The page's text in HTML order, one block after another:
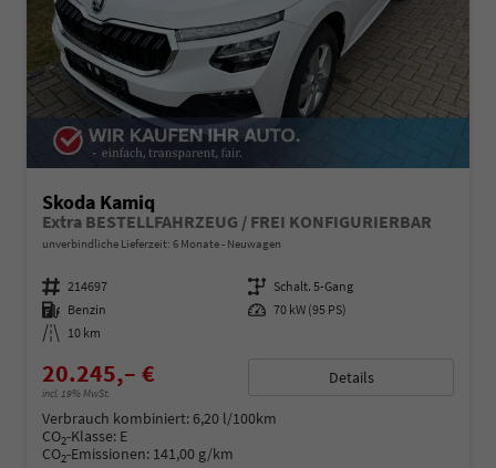
Skoda Kamiq
Extra BESTELLFAHRZEUG / FREI KONFIGURIERBAR
unverbindliche Lieferzeit: 6 Monate Neuwagen
Fahrzeugnummer 214697 Getriebe Schalt. 5-Gang
Kraftstoff Benzin Leistung 70 kW (95 PS)
Kilometerstand 10 km
20.245,– €
incl. 19% MwSt.
Details
Verbrauch kombiniert:6,20 l/100km
CO2-Klasse: E
CO2-Emissionen: 141,00 g/km